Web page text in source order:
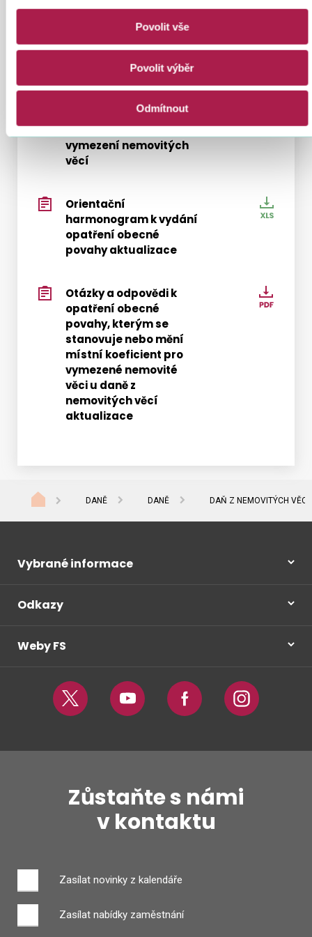
Povolit vše
Povolit výběr
Odmítnout
obecné povahy
Vzor přílohy k opatření
obecné povahy –
vymezení nemovitých
věcí
–
Orientační
harmonogram k vydání
opatření obecné
povahy aktualizace
Otázky a odpovědi k
opatření obecné
povahy, kterým se
stanovuje nebo mění
místní koeficient pro
vymezené nemovité
věci u daně z
nemovitých věcí
aktualizace
nebo
místní
DANĚ DANĚ DAŇ Z NEMOVITÝCH VĚCÍ
Vybrané informace
Odkazy
Weby FS
Twitter Youtube Facebook Instagram
Zůstaňte s námi
v kontaktu
Zasílat novinky z kalendáře
Zasílat nabídky zaměstnání